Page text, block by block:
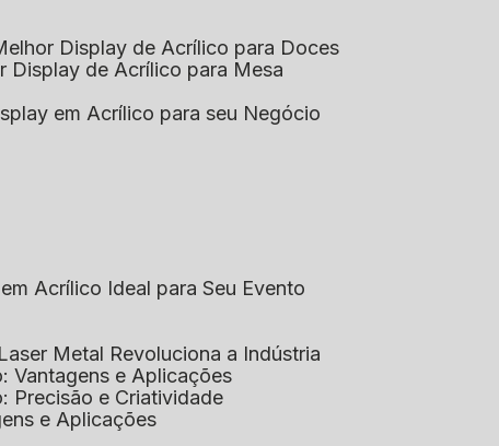
Display de Acrílico para Doces
Display de Acrílico para Mesa
em Acrílico para seu Negócio
Acrílico Ideal para Seu Evento
Metal Revoluciona a Indústria
Vantagens e Aplicações
Precisão e Criatividade
e Aplicações